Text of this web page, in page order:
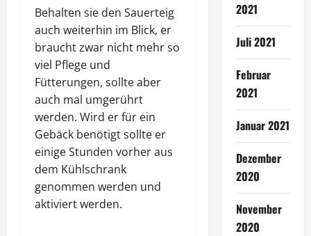
Behalten sie den Sauerteig
auch weiterhin im Blick, er
braucht zwar nicht mehr so
viel Pflege und
Fütterungen, sollte aber
auch mal umgerührt
werden. Wird er für ein
Gebäck benötigt sollte er
einige Stunden vorher aus
dem Kühlschrank
genommen werden und
aktiviert werden.
2021
Juli 2021
Februar
2021
Januar 2021
Dezember
2020
November
2020